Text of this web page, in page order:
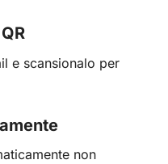
e scansionalo per
non